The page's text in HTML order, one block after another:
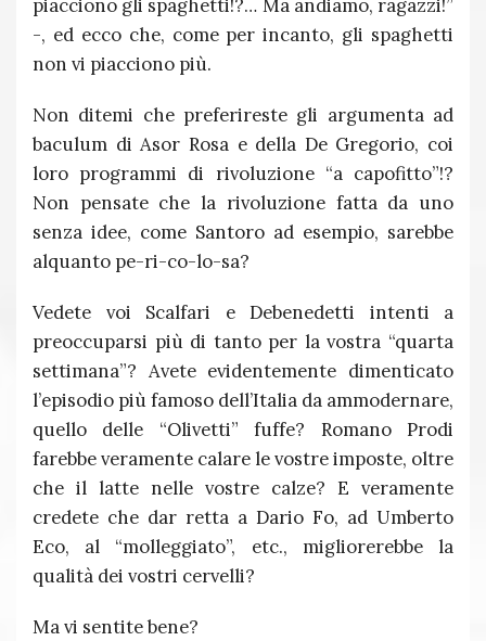
piacciono gli spaghetti!?… Ma andiamo, ragazzi!”
-, ed ecco che, come per incanto, gli spaghetti
non vi piacciono più.
Non ditemi che preferireste gli argumenta ad
baculum di Asor Rosa e della De Gregorio, coi
loro programmi di rivoluzione “a capofitto”!?
Non pensate che la rivoluzione fatta da uno
senza idee, come Santoro ad esempio, sarebbe
alquanto pe-ri-co-lo-sa?
Vedete voi Scalfari e Debenedetti intenti a
preoccuparsi più di tanto per la vostra “quarta
settimana”? Avete evidentemente dimenticato
l’episodio più famoso dell’Italia da ammodernare,
quello delle “Olivetti” fuffe? Romano Prodi
farebbe veramente calare le vostre imposte, oltre
che il latte nelle vostre calze? E veramente
credete che dar retta a Dario Fo, ad Umberto
Eco, al “molleggiato”, etc., migliorerebbe la
qualità dei vostri cervelli?
Ma vi sentite bene?